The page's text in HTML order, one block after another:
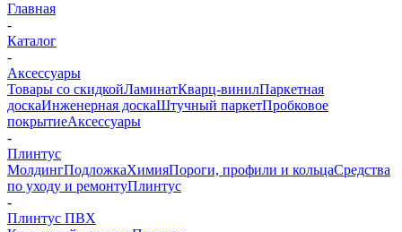
Главная
-
Каталог
-
Аксессуары
Товары со скидкойЛаминатКварц-винилПаркетная
доскаИнженерная доскаШтучный паркетПробковое
покрытиеАксессуары
-
Плинтус
МолдингПодложкаХимияПороги, профили и кольцаСредства
по уходу и ремонтуПлинтус
-
Плинтус ПВХ